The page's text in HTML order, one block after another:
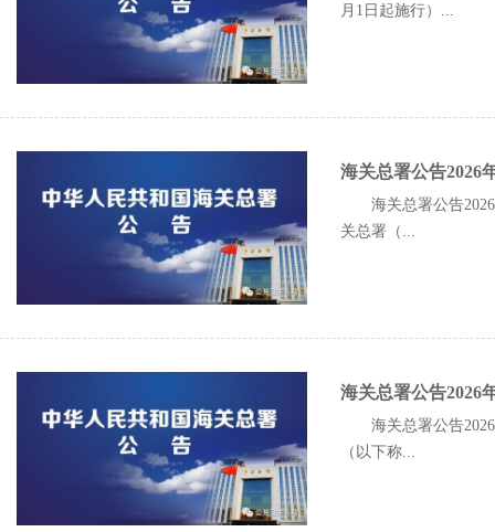
月1日起施行）...
海关总署公告2026
海关总署公告
关总署（...
海关总署公告2026
海关总署公告
（以下称...